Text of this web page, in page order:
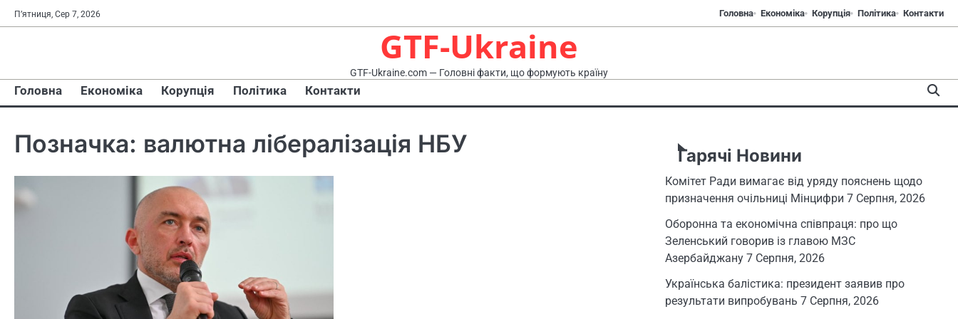
Перейти
до
П’ятниця, Сер 7, 2026 Головна Економіка Корупція Політика Контакти
GTF-Ukraine
GTF-Ukraine.com — Головні факти, що формують країну
Головна Економіка Корупція Політика Контакти
Позначка: валютна лібералізація НБУ Гарячі Новини
Комітет Ради вимагає від уряду пояснень щодо
призначення очільниці Мінцифри 7 Серпня, 2026
Оборонна та економічна співпраця: про що
Зеленський говорив із главою МЗС
Азербайджану 7 Серпня, 2026
Українська балістика: президент заявив про
результати випробувань 7 Серпня, 2026